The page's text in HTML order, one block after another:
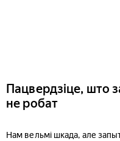
Пацвердзіце, што
не робат
Нам вельмі шкада, але